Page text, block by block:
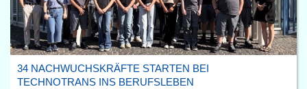
34 NACHWUCHSKRÄFTE STARTEN BEI
TECHNOTRANS INS BERUFSLEBEN